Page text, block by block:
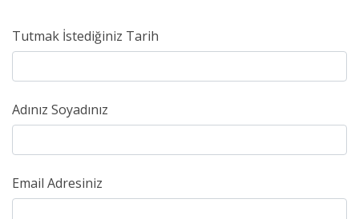
Tutmak İstediğiniz Tarih
Adınız Soyadınız
Email Adresiniz